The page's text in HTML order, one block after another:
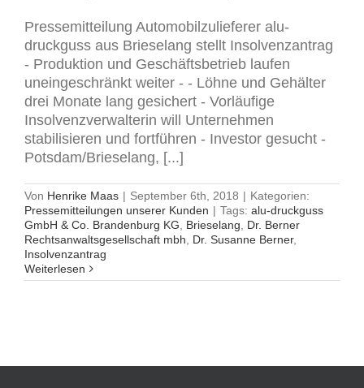
Pressemitteilung Automobilzulieferer alu-
druckguss aus Brieselang stellt Insolvenzantrag
- Produktion und Geschäftsbetrieb laufen
uneingeschränkt weiter - - Löhne und Gehälter
drei Monate lang gesichert - Vorläufige
Insolvenzverwalterin will Unternehmen
stabilisieren und fortführen - Investor gesucht -
Potsdam/Brieselang, [...]
Von Henrike Maas | September 6th, 2018 | Kategorien:
Pressemitteilungen unserer Kunden | Tags: alu-druckguss
GmbH & Co. Brandenburg KG
Brieselang
Dr. Berner
Rechtsanwaltsgesellschaft mbh
Dr. Susanne Berner,
Insolvenzantrag
Weiterlesen